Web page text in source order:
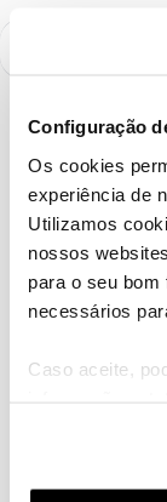
Configuração
Os cookies
experiência de
Utilizamos
nossos
para o seu
necessários
Caso aceite,
funcionalidade)
A